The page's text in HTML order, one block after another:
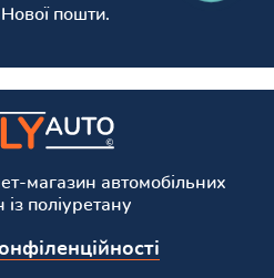
пошти.
магазин автомобільних
із поліуретану